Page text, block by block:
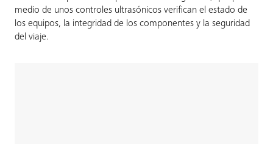
medio de unos controles ultrasónicos verifican el estado de
los equipos, la integridad de los componentes y la seguridad
del viaje.